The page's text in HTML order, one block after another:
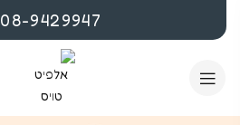
08-9429947